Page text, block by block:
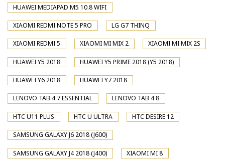
HUAWEI MEDIAPAD M5 10.8 WIFI
XIAOMI REDMI NOTE 5 PRO LG G7 THINQ
XIAOMI REDMI 5 XIAOMI MI MIX 2 XIAOMI MI MIX 2S
HUAWEI Y5 2018 HUAWEI Y5 PRIME 2018 (Y5 2018)
HUAWEI Y6 2018 HUAWEI Y7 2018
LENOVO TAB 4 7 ESSENTIAL LENOVO TAB 4 8
HTC U11 PLUS HTC U ULTRA HTC DESIRE 12
SAMSUNG GALAXY J6 2018 (J600)
SAMSUNG GALAXY J4 2018 (J400) XIAOMI MI 8